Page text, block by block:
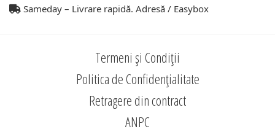
Sameday – Livrare rapidă. Adresă / Easybox
Termeni și Condiții
Politica de Confidențialitate
Retragere din contract
ANPC